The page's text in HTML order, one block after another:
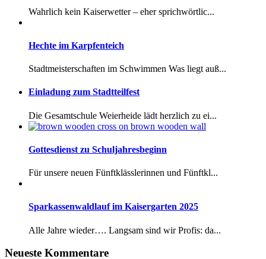
Wahrlich kein Kaiserwetter – eher sprichwörtlic...
Hechte im Karpfenteich
Stadtmeisterschaften im Schwimmen Was liegt auß...
Einladung zum Stadtteilfest
Die Gesamtschule Weierheide lädt herzlich zu ei...
Gottesdienst zu Schuljahresbeginn
Für unsere neuen Fünftklässlerinnen und Fünftkl...
Sparkassenwaldlauf im Kaisergarten 2025
Alle Jahre wieder…. Langsam sind wir Profis: da...
Neueste Kommentare